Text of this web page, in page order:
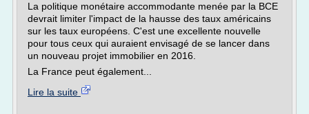
La politique monétaire accommodante menée par la BCE
devrait limiter l'impact de la hausse des taux américains
sur les taux européens. C'est une excellente nouvelle
pour tous ceux qui auraient envisagé de se lancer dans
un nouveau projet immobilier en 2016.
La France peut également...
Lire la suite